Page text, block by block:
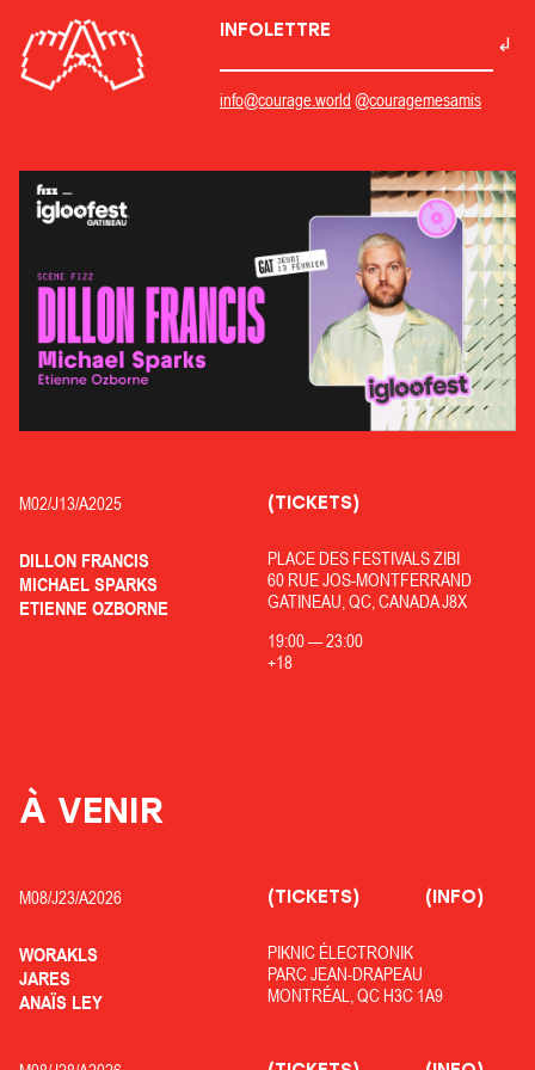
INFOLETTRE
info@courage.world @couragemesamis
M02/J13/A2025
DILLON FRANCIS
MICHAEL SPARKS
ETIENNE OZBORNE
PLACE DES FESTIVALS ZIBI
60 RUE JOS-MONTFERRAND
GATINEAU, QC, CANADA J8X
19:00—23:00
+18
(TICKETS)
À VENIR
M08/J23/A2026
WORAKLS
JARES
ANAÏS LEY
PIKNIC ÉLECTRONIK
PARC JEAN-DRAPEAU
MONTRÉAL, QC H3C 1A9
(TICKETS) (INFO)